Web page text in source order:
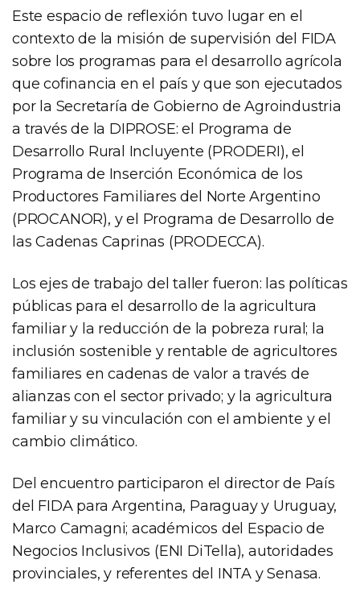
Este espacio de reflexión tuvo lugar en el
contexto de la misión de supervisión del FIDA
sobre los programas para el desarrollo agrícola
que cofinancia en el país y que son ejecutados
por la Secretaría de Gobierno de Agroindustria
a través de la DIPROSE: el Programa de
Desarrollo Rural Incluyente (PRODERI), el
Programa de Inserción Económica de los
Productores Familiares del Norte Argentino
(PROCANOR), y el Programa de Desarrollo de
las Cadenas Caprinas (PRODECCA).
Los ejes de trabajo del taller fueron: las políticas
públicas para el desarrollo de la agricultura
familiar y la reducción de la pobreza rural; la
inclusión sostenible y rentable de agricultores
familiares en cadenas de valor a través de
alianzas con el sector privado; y la agricultura
familiar y su vinculación con el ambiente y el
cambio climático.
Del encuentro participaron el director de País
del FIDA para Argentina, Paraguay y Uruguay,
Marco Camagni; académicos del Espacio de
Negocios Inclusivos (ENI DiTella), autoridades
provinciales, y referentes del INTA y Senasa.